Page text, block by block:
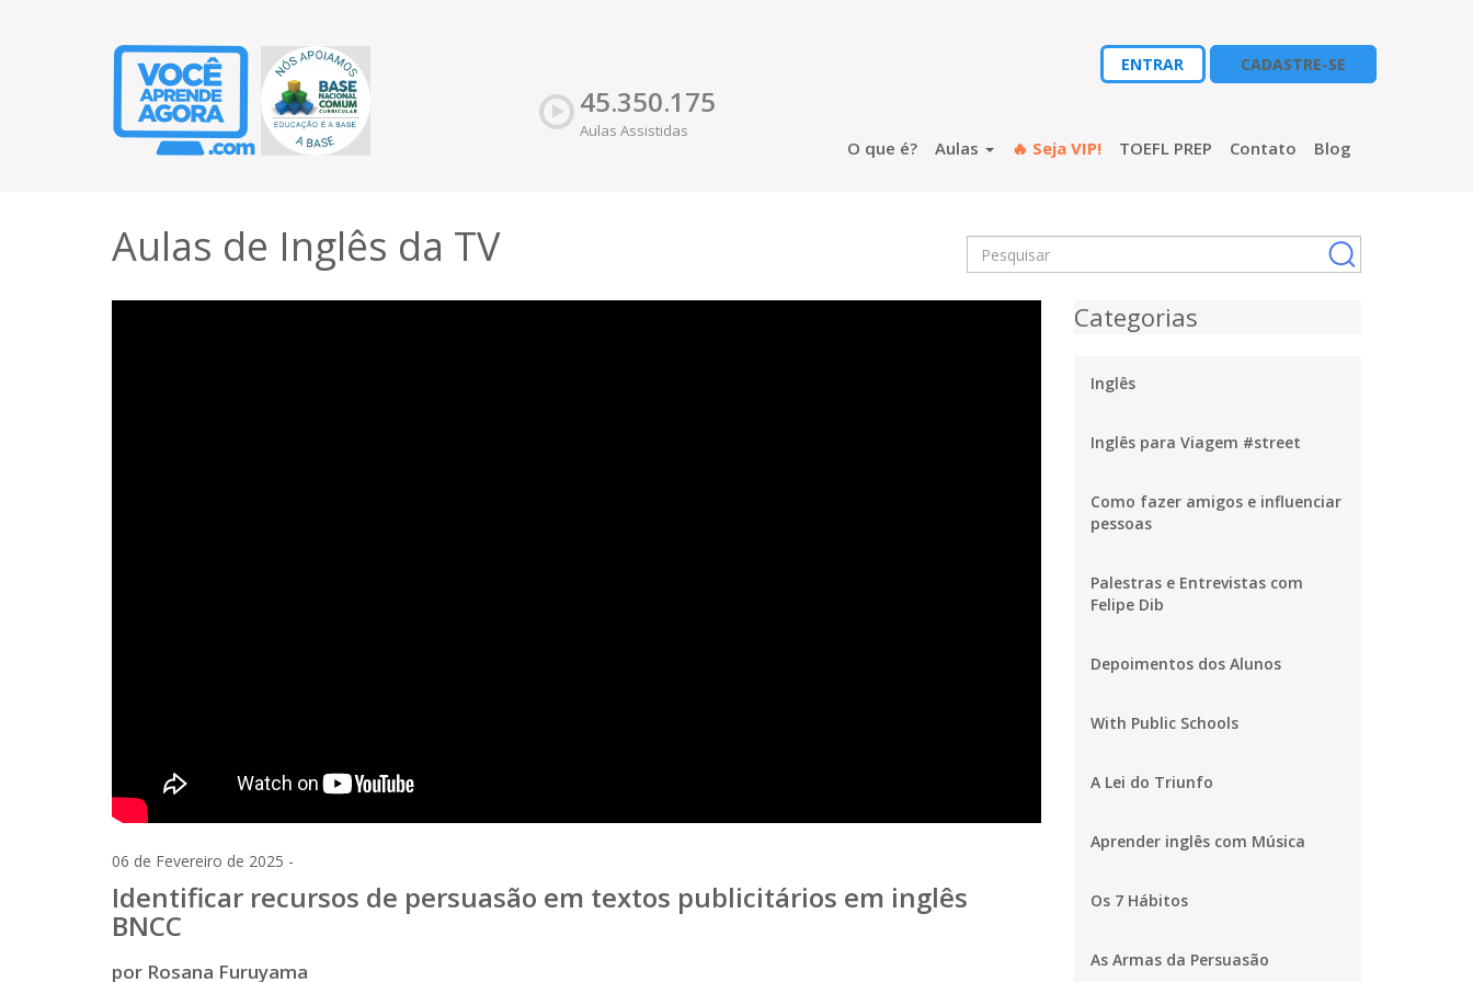
ENTRAR CADASTRE-SE
45.350.175
Aulas Assistidas
O que é? Aulas 🔥 Seja VIP! TOEFL PREP Contato Blog
Aulas de Inglês da TV
06 de Fevereiro de 2025 -
Identificar recursos de persuasão em textos publicitários em inglês
BNCC
por Rosana Furuyama
Categorias
Inglês
Inglês para Viagem #street
Como fazer amigos e influenciar
pessoas
Palestras e Entrevistas com
Felipe Dib
Depoimentos dos Alunos
With Public Schools
A Lei do Triunfo
Aprender inglês com Música
Os 7 Hábitos
As Armas da Persuasão